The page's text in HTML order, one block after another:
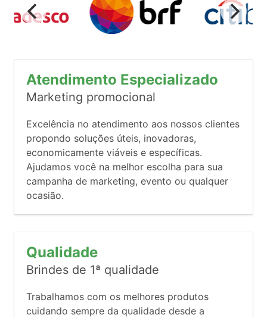
Atendimento Especializado
Marketing promocional
Excelência no atendimento aos nossos clientes
propondo soluções úteis, inovadoras,
economicamente viáveis e específicas.
Ajudamos você na melhor escolha para sua
campanha de marketing, evento ou qualquer
ocasião.
Qualidade
Brindes de 1ª qualidade
Trabalhamos com os melhores produtos
cuidando sempre da qualidade desde a